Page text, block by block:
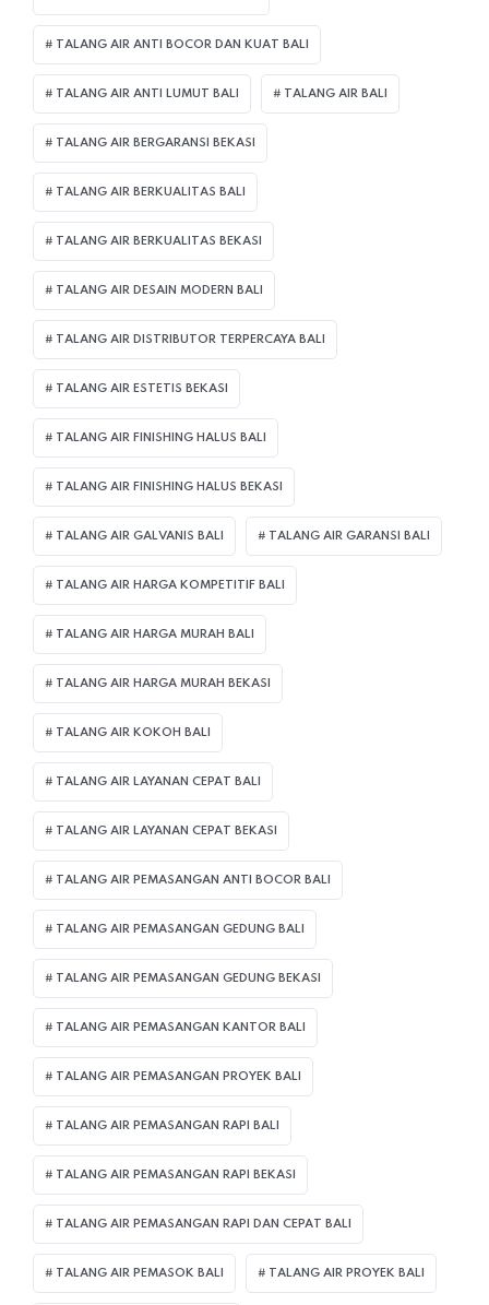
TALANG AIR ANTI BOCOR DAN KUAT BALI
TALANG AIR ANTI LUMUT BALI TALANG AIR BALI
TALANG AIR BERGARANSI BEKASI
TALANG AIR BERKUALITAS BALI
TALANG AIR BERKUALITAS BEKASI
TALANG AIR DESAIN MODERN BALI
TALANG AIR DISTRIBUTOR TERPERCAYA BALI
TALANG AIR ESTETIS BEKASI
TALANG AIR FINISHING HALUS BALI
TALANG AIR FINISHING HALUS BEKASI
TALANG AIR GALVANIS BALI TALANG AIR GARANSI BALI
TALANG AIR HARGA KOMPETITIF BALI
TALANG AIR HARGA MURAH BALI
TALANG AIR HARGA MURAH BEKASI
TALANG AIR KOKOH BALI
TALANG AIR LAYANAN CEPAT BALI
TALANG AIR LAYANAN CEPAT BEKASI
TALANG AIR PEMASANGAN ANTI BOCOR BALI
TALANG AIR PEMASANGAN GEDUNG BALI
TALANG AIR PEMASANGAN GEDUNG BEKASI
TALANG AIR PEMASANGAN KANTOR BALI
TALANG AIR PEMASANGAN PROYEK BALI
TALANG AIR PEMASANGAN RAPI BALI
TALANG AIR PEMASANGAN RAPI BEKASI
TALANG AIR PEMASANGAN RAPI DAN CEPAT BALI
TALANG AIR PEMASOK BALI TALANG AIR PROYEK BALI